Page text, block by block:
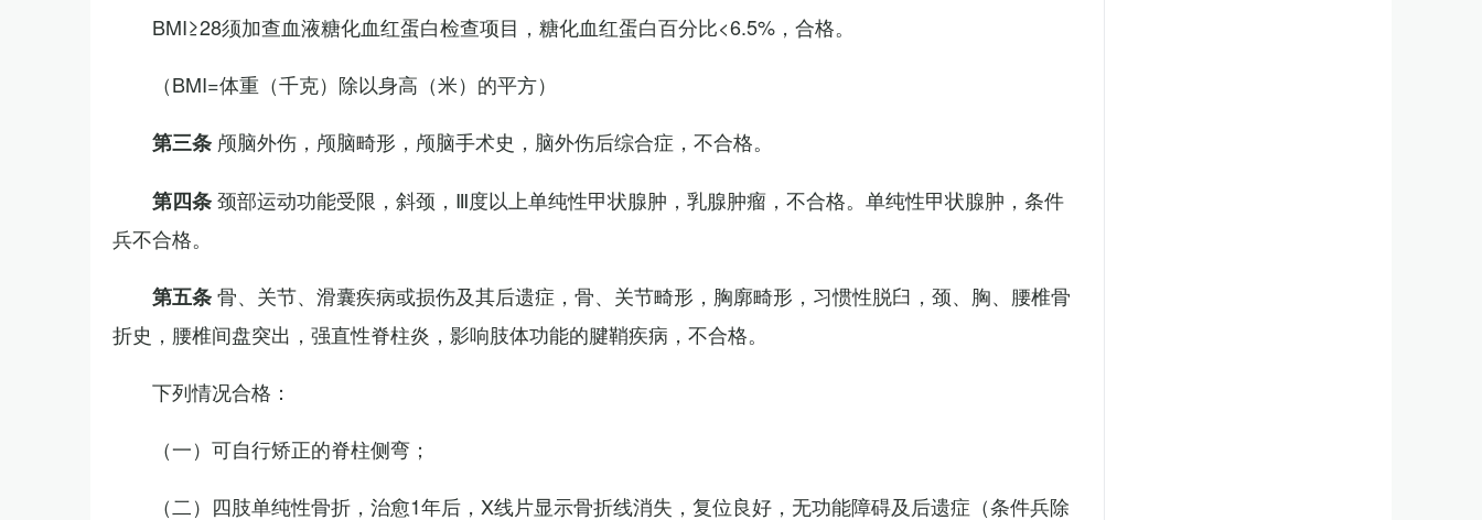
BMI≥28须加查血液糖化血红蛋白检查项目，糖化血红蛋白百分比<6.5%，合格。
（BMI=体重（千克）除以身高（米）的平方）
第三条 颅脑外伤，颅脑畸形，颅脑手术史，脑外伤后综合症，不合格。
第四条颈部运动功能受限，斜颈，Ⅲ度以上单纯性甲状腺肿，乳腺肿瘤，不合格。单纯性甲状腺肿，条件
兵不合格。
第五条骨、关节、滑囊疾病或损伤及其后遗症，骨、关节畸形，胸廓畸形，习惯性脱臼，颈、胸、腰椎骨
折史，腰椎间盘突出，强直性脊柱炎，影响肢体功能的腱鞘疾病，不合格。
下列情况合格：
（一）可自行矫正的脊柱侧弯；
（二）四肢单纯性骨折，治愈1年后，X线片显示骨折线消失，复位良好，无功能障碍及后遗症（条件兵除